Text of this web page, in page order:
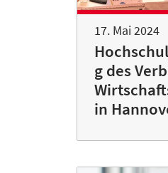
17. Mai 2024
g des
in